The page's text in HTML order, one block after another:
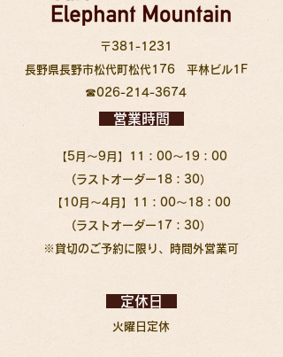
〒381-1231
長野県長野市松代町松代176 平林ビル1F
☎026-214-3674
営業時間
【5月～9月】11：00～19：00
(ラストオーダー18：30）
【10月～4月】11：00～18：00
(ラストオーダー17：30）
※貸切のご予約に限り、時間外営業可
定休日
火曜日定休